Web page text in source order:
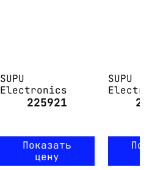
SUPU
Electronics
225921
Показать
цену
SUPU